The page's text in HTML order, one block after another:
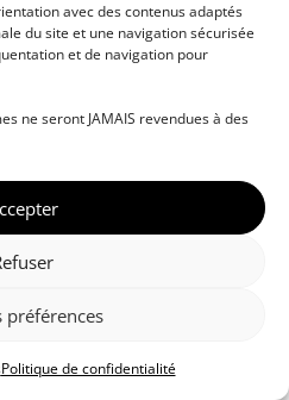
avec des contenus adaptés
du site et une navigation sécurisée
et de navigation pour
ne seront JAMAIS revendues à des
préférences
Politique de confidentialité
professionnelles • Paris •